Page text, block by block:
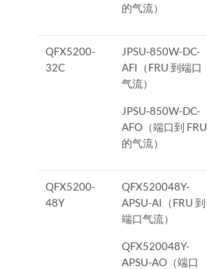
的气流）
QFX5200-
32C
JPSU-850W-DC-
AFI（FRU 到端口
气流）
JPSU-850W-DC-
AFO（端口到 FRU
的气流）
QFX5200-
48Y
QFX520048Y-
APSU-AI（FRU 到
端口气流）
QFX520048Y-
APSU-AO（端口